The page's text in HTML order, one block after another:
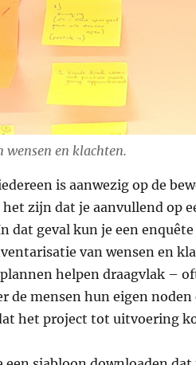
en klachten.
is aanwezig op de
zijn dat je aanvullend op
dat geval kun je een
van wensen en
helpen draagvlak –
de mensen hun eigen
het project tot uitvoering